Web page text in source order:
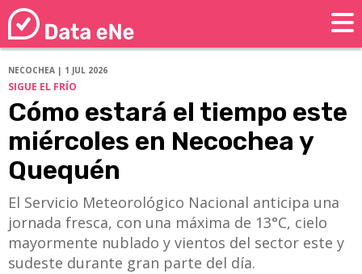
NECOCHEA | 1 JUL 2026
SIGUE EL FRÍO
Cómo estará el tiempo este
miércoles en Necochea y
Quequén
El Servicio Meteorológico Nacional anticipa una
jornada fresca, con una máxima de 13°C, cielo
mayormente nublado y vientos del sector este y
sudeste durante gran parte del día.